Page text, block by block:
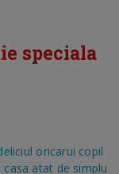
speciala
oricarui copil
atat de simplu